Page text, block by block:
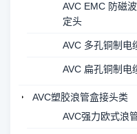
AVC EMC 防磁
定头
AVC 多孔铜制电
AVC 扁孔铜制电
AVC塑胶浪管盒接头类
AVC强力欧式浪